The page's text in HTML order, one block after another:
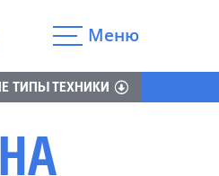
Меню
ТИПЫ ТЕХНИКИ